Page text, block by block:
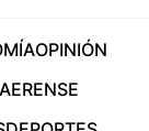
OPINIÓN